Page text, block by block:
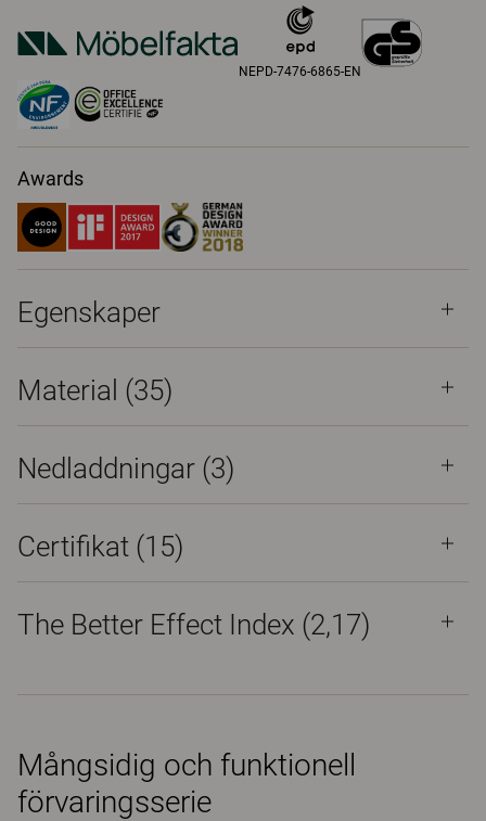
NEPD-7476-6865-EN
Awards
Egenskaper
Material (35)
Nedladdningar (3)
Certifikat (15)
The Better Effect Index (2,17)
Mångsidig och funktionell
förvaringsserie